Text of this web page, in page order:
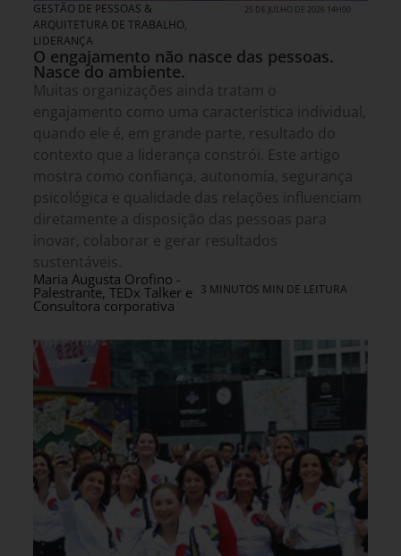
GESTÃO DE PESSOAS &
ARQUITETURA DE TRABALHO,
LIDERANÇA
25 DE JULHO DE 2026 14H00
O engajamento não nasce das pessoas.
Nasce do ambiente.
Muitas organizações ainda tratam o
engajamento como uma característica individual,
quando ele é, em grande parte, resultado do
contexto que a liderança constrói. Este artigo
mostra como confiança, autonomia, segurança
psicológica e qualidade das relações influenciam
diretamente a disposição das pessoas para
inovar, colaborar e gerar resultados
sustentáveis.
Maria Augusta Orofino -
Palestrante, TEDx Talker e
Consultora corporativa
3 MINUTOS MIN DE LEITURA